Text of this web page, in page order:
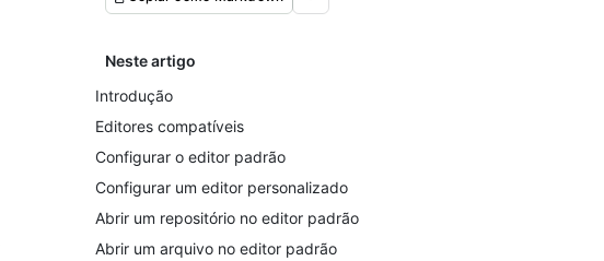
Neste artigo
Introdução
Editores compatíveis
Configurar o editor padrão
Configurar um editor personalizado
Abrir um repositório no editor padrão
Abrir um arquivo no editor padrão